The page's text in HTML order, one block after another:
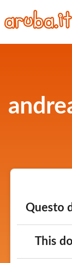
Questo
This